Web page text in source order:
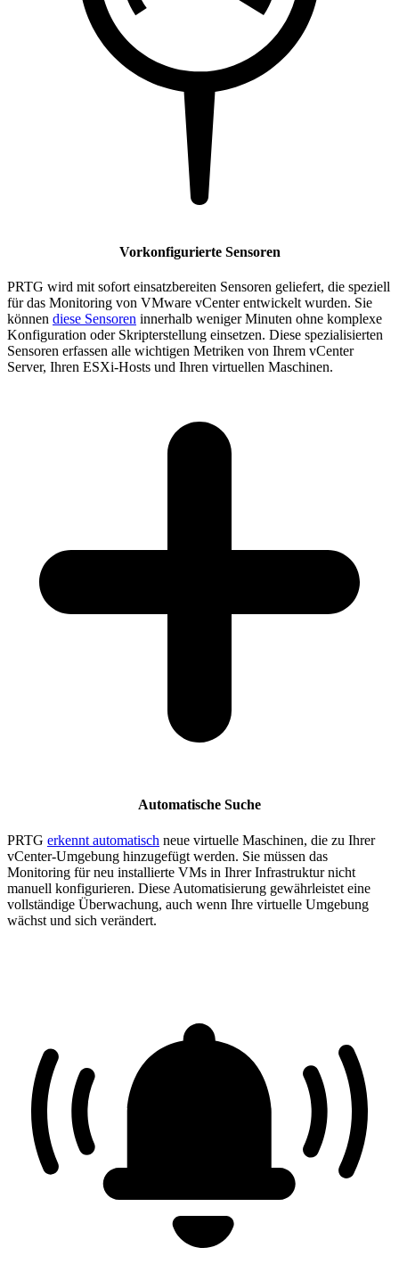
Vorkonfigurierte Sensoren
PRTG wird mit sofort einsatzbereiten Sensoren geliefert, die speziell
für das Monitoring von VMware vCenter entwickelt wurden. Sie
können diese Sensoren innerhalb weniger Minuten ohne komplexe
Konfiguration oder Skripterstellung einsetzen. Diese spezialisierten
Sensoren erfassen alle wichtigen Metriken von Ihrem vCenter
Server, Ihren ESXi-Hosts und Ihren virtuellen Maschinen.
Automatische Suche
PRTG erkennt automatisch neue virtuelle Maschinen, die zu Ihrer
vCenter-Umgebung hinzugefügt werden. Sie müssen das
Monitoring für neu installierte VMs in Ihrer Infrastruktur nicht
manuell konfigurieren. Diese Automatisierung gewährleistet eine
vollständige Überwachung, auch wenn Ihre virtuelle Umgebung
wächst und sich verändert.